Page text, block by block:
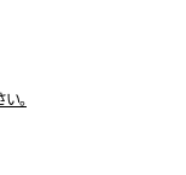
。